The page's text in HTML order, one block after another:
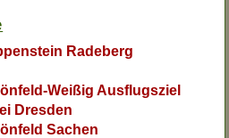
Radeberg
Weißig Ausflugsziel
Dresden
Sachen